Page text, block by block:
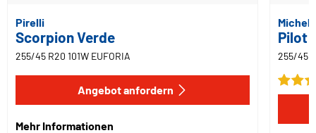
Pirelli
Scorpion Verde
255/45 R20 101W EUFORIA
Angebot anfordern
Mehr Informationen
Pilot
255/45